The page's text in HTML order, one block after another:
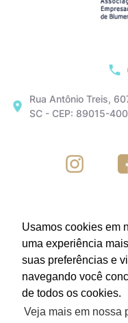
Rua Antônio Treis,
SC - CEP: 89015-400
Usamos cookies em
uma experiência
suas preferências e
navegando você
de todos os cookies.
Veja mais em nossa